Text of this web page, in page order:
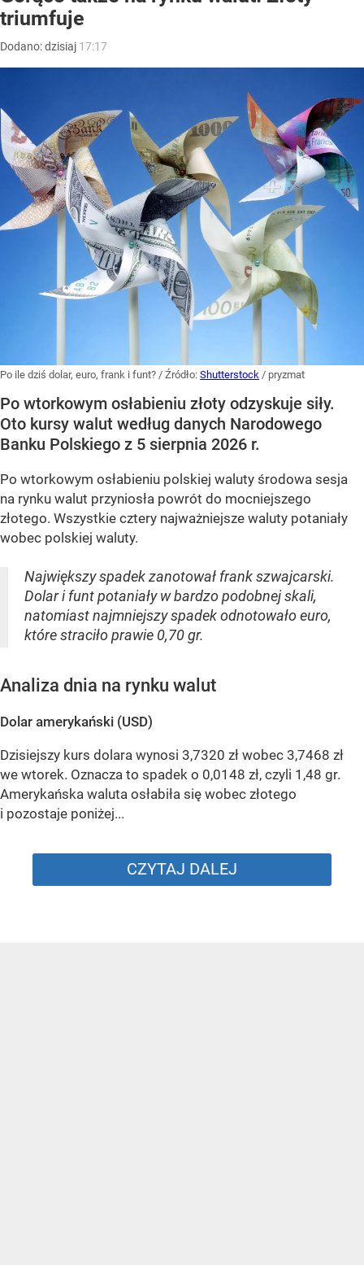
triumfuje
Dodano:dzisiaj 17:17
Po ile dziś dolar, euro, frank i funt? / Źródło: Shutterstock / pryzmat
Po wtorkowym osłabieniu złoty odzyskuje siły.
Oto kursy walut według danych Narodowego
Banku Polskiego z 5 sierpnia 2026 r.
Po wtorkowym osłabieniu polskiej waluty środowa sesja
na rynku walut przyniosła powrót do mocniejszego
złotego. Wszystkie cztery najważniejsze waluty potaniały
wobec polskiej waluty.
Największy spadek zanotował frank szwajcarski.
Dolar i funt potaniały w bardzo podobnej skali,
natomiast najmniejszy spadek odnotowało euro,
które straciło prawie 0,70 gr.
Analiza dnia na rynku walut
Dolar amerykański (USD)
Dzisiejszy kurs dolara wynosi 3,7320 zł wobec 3,7468 zł
we wtorek. Oznacza to spadek o 0,0148 zł, czyli 1,48 gr.
Amerykańska waluta osłabiła się wobec złotego
i pozostaje poniżej...
CZYTAJ DALEJ